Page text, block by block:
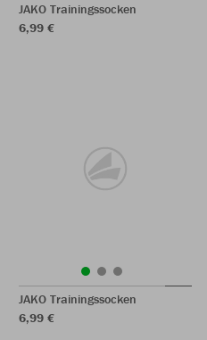
JAKO Trainingssocken
6,99 €
JAKO Trainingssocken
6,99 €